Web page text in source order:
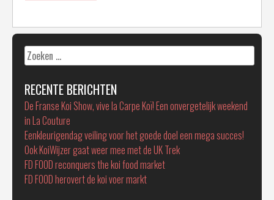
Zoeken
naar:
RECENTE BERICHTEN
De Franse Koi Show, vive la Carpe Koï! Een onvergetelijk weekend
in La Couture
Eenkleurigendag veiling voor het goede doel een mega succes!
Ook KoiWijzer gaat weer mee met de UK Trek
FD FOOD reconquers the koi food market
FD FOOD herovert de koi voer markt